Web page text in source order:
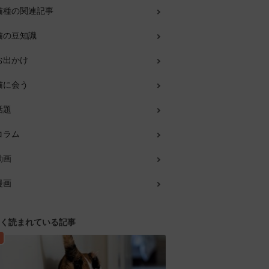
種の関連記事
の豆知識
出かけ
に会う
題
ラム
画
画
読まれている記事